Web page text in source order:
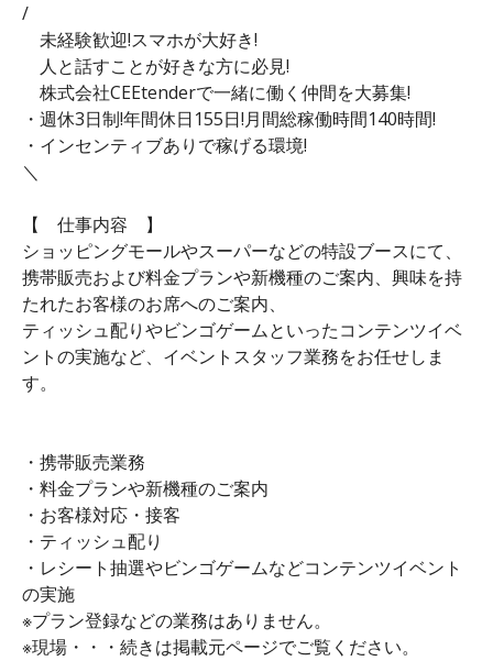
/
未経験歓迎!スマホが大好き!
人と話すことが好きな方に必見!
株式会社CEEtenderで一緒に働く仲間を大募集!
・週休3日制!年間休日155日!月間総稼働時間140時間!
・インセンティブありで稼げる環境!
＼
【 仕事内容 】
ショッピングモールやスーパーなどの特設ブースにて、
携帯販売および料金プランや新機種のご案内、興味を持
たれたお客様のお席へのご案内、
ティッシュ配りやビンゴゲームといったコンテンツイベ
ントの実施など、イベントスタッフ業務をお任せしま
す。
・携帯販売業務
・料金プランや新機種のご案内
・お客様対応・接客
・ティッシュ配り
・レシート抽選やビンゴゲームなどコンテンツイベント
の実施
※プラン登録などの業務はありません。
※現場・・・続きは掲載元ページでご覧ください。